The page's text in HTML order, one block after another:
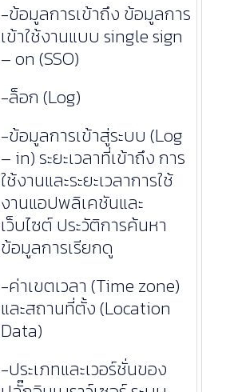
-ข้อมูลการเข้าถึง ข้อมูลการ
เข้าใช้งานแบบ single sign
– on (SSO)
-ล็อก (Log)
-ข้อมูลการเข้าสู่ระบบ (Log
– in) ระยะเวลาที่เข้าถึง การ
ใช้งานและระยะเวลาการใช้
งานแอปพลิเคชันและ
เว็บไซต์ ประวัติการค้นหา
ข้อมูลการเรียกดู
-ค่าเขตเวลา (Time zone)
และสถานที่ตั้ง (Location
Data)
-ประเภทและเวอร์ชั่นของ